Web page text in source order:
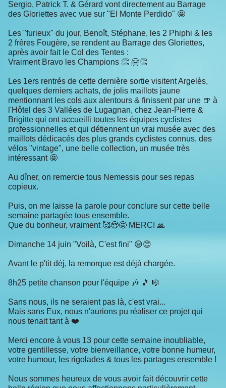
Sergio, Patrick T. & Gérard vont directement au Barrage
des Gloriettes avec vue sur "El Monte Perdido" 🤩
Les "furieux" du jour, Benoît, Stéphane, les 2 Phiphi & les
2 frères Fougère, se rendent au Barrage des Gloriettes,
après avoir fait le Col des Tentes :
Vraiment Bravo les Champions 👏 🤗👏
Les 1ers rentrés de cette dernière sortie visitent Argelès,
quelques derniers achats, de jolis maillots jaune
mentionnant les cols aux alentours & finissent par une 🍺 à
l'Hôtel des 3 Vallées de Lugagnan, chez Jean-Pierre &
Brigitte qui ont accueilli toutes les équipes cyclistes
professionnelles et qui détiennent un vrai musée avec des
maillots dédicacés des plus grands cyclistes connus, des
vélos "vintage", une belle collection, un musée très
intéressant 🤩
Au dîner, on remercie tous Nemessis pour ses repas
copieux.
Puis, on me laisse la parole pour conclure sur cette belle
semaine partagée tous ensemble.
Que du bonheur, vraiment 🥰😍🤩 MERCI 🙏
Dimanche 14 juin "Voilà, C'est fini" 😪😊
Avant le p'tit déj, la remorque est déjà chargée.
8h25 petite chanson pour l'équipe 🎶 🎵 🎼
Sans nous, ils ne seraient pas là, c'est vrai...
Mais sans Eux, nous n'aurions pu réaliser ce projet qui
nous tenait tant à ❤️
Merci encore à vous 13 pour cette semaine inoubliable,
votre gentillesse, votre bienveillance, votre bonne humeur,
votre humour, les rigolades & tous les partages ensemble !
Nous sommes heureux de vous avoir fait découvrir cette